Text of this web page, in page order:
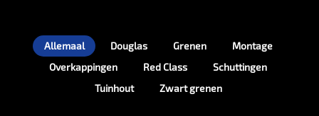
Allemaal Douglas Grenen
Montage
Overkappingen
Red Class
Schuttingen
Tuinhout
Zwart grenen